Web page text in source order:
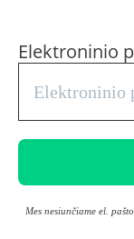
Elektroninio
Mes nesiunčiame el.